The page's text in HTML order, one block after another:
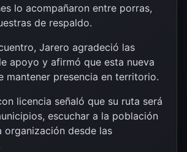
lo acompañaron entre porras,
de respaldo.
Jarero agradeció las
apoyo y afirmó que esta nueva
mantener presencia en territorio.
licencia señaló que su ruta será
escuchar a la población
desde las